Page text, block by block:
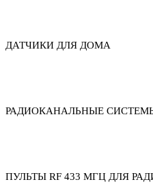
ДАТЧИКИ ДЛЯ ДОМА
РАДИОКАНАЛЬНЫЕ
ПУЛЬТЫ RF 433 МГЦ ДЛЯ